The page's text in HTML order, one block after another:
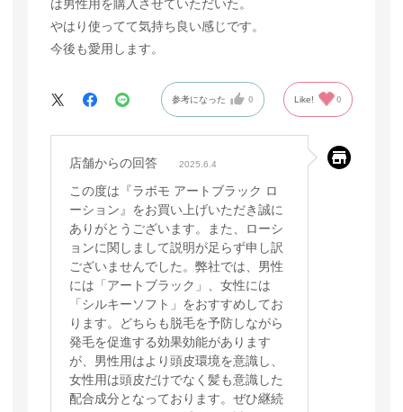
は男性用を購入させていただいた。
やはり使ってて気持ち良い感じです。
今後も愛用します。
参考になった 0 Like! 0
店舗からの回答 2025.6.4
この度は『ラボモ アートブラック ロ
ーション』をお買い上げいただき誠に
ありがとうございます。また、ローシ
ョンに関しまして説明が足らず申し訳
ございませんでした。弊社では、男性
には「アートブラック」、女性には
「シルキーソフト」をおすすめしてお
ります。どちらも脱毛を予防しながら
発毛を促進する効果効能があります
が、男性用はより頭皮環境を意識し、
女性用は頭皮だけでなく髪も意識した
配合成分となっております。ぜひ継続